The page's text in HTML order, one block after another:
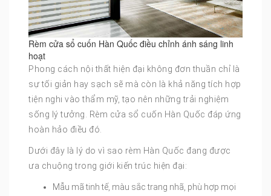
Rèm cửa sổ cuốn Hàn Quốc điều chỉnh ánh sáng linh
hoạt
Phong cách nội thất hiện đại không đơn thuần chỉ là
sự tối giản hay sạch sẽ mà còn là khả năng tích hợp
tiện nghi vào thẩm mỹ, tạo nên những trải nghiệm
sống lý tưởng. Rèm cửa sổ cuốn Hàn Quốc đáp ứng
hoàn hảo điều đó.
Dưới đây là lý do vì sao rèm Hàn Quốc đang được
ưa chuộng trong giới kiến trúc hiện đại:
Mẫu mã tinh tế, màu sắc trang nhã, phù hợp mọi